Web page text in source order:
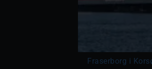
Fraserborg i